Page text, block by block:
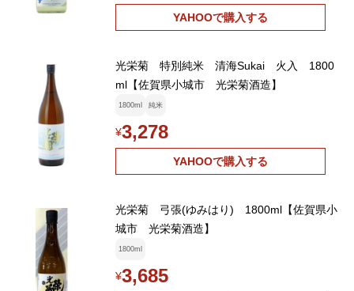
YAHOOで購入する
光栄菊 特別純米 清海Sukai 火入 1800
ml【佐賀県小城市 光栄菊酒造】
1800ml 純米
¥3,278
YAHOOで購入する
光栄菊 弓張(ゆみはり) 1800ml【佐賀県小
城市 光栄菊酒造】
1800ml
¥3,685